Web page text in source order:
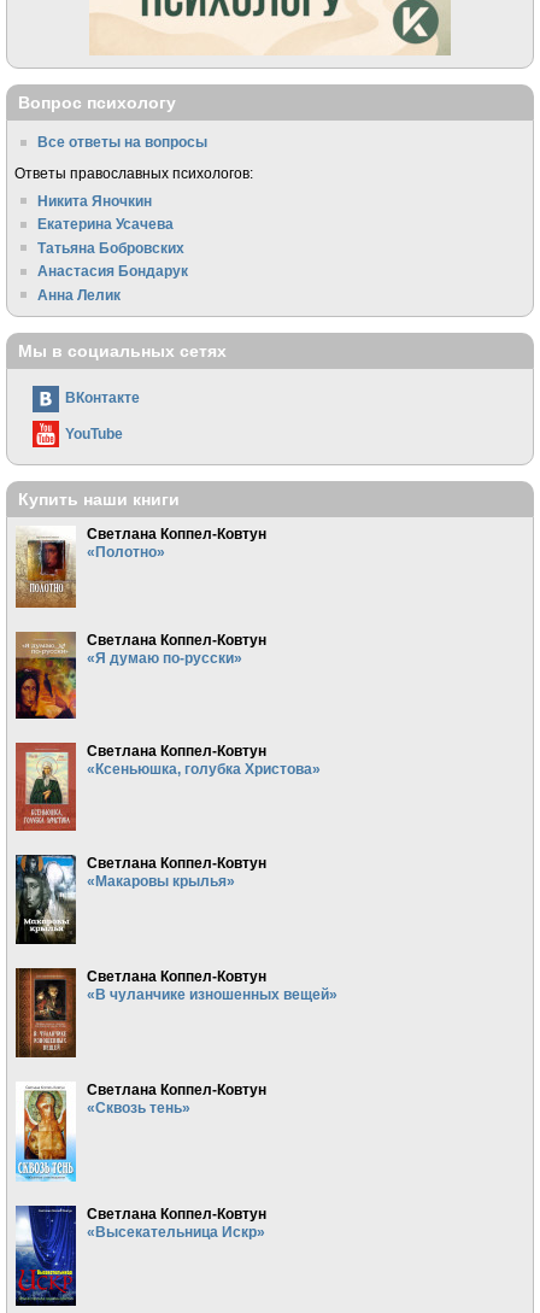
Вопрос психологу
Все ответы на вопросы
Ответы православных психологов:
Никита Яночкин
Екатерина Усачева
Татьяна Бобровских
Анастасия Бондарук
Анна Лелик
Мы в социальных сетях
ВКонтакте
YouTube
Купить наши книги
Светлана Коппел-Ковтун
«Полотно»
Светлана Коппел-Ковтун
«Я думаю по-русски»
Светлана Коппел-Ковтун
«Ксеньюшка, голубка Христова»
Светлана Коппел-Ковтун
«Макаровы крылья»
Светлана Коппел-Ковтун
«В чуланчике изношенных вещей»
Светлана Коппел-Ковтун
«Сквозь тень»
Светлана Коппел-Ковтун
«Высекательница Искр»